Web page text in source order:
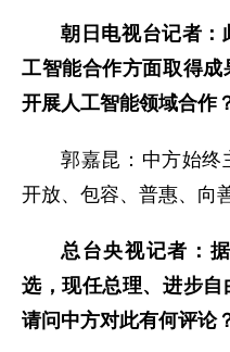
朝日电视台记者：
工智能合作方面取得成
开展人工智能领域合作
郭嘉昆：中方始终
开放、包容、普惠、向
总台央视记者：
选，现任总理、进步自
请问中方对此有何评论